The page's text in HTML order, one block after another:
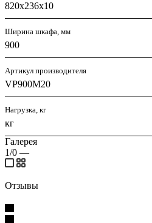
820х236х10
Ширина шкафа, мм
900
Артикул производителя
VP900M20
Нагрузка, кг
кг
Галерея
1/0 —
Отзывы